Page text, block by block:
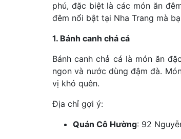
phú, đặc biệt là các món ăn
đêm nổi bật tại Nha Trang mà
1. Bánh canh chả cá
Bánh canh chả cá là món ăn
ngon và nước dùng đậm đà.
vị khó quên.
Địa chỉ gợi ý:
Quán Cô Hường: 92